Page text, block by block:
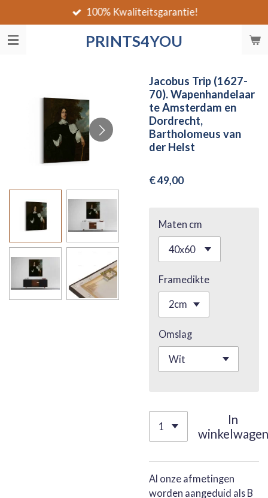
direct
naar
PRINTS4YOU
100% Kwaliteitsgarantie!
Jacobus Trip (1627-
70). Wapenhandelaar
te Amsterdam en
Dordrecht,
Bartholomeus van
der Helst
€ 49,00
Maten cm
Framedikte
Omslag
In
winkelwagen
Al onze afmetingen
worden aangeduid als B